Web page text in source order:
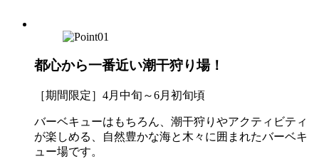
都心から一番近い潮干狩り場！
［期間限定］4月中旬～6月初旬頃
バーベキューはもちろん、潮干狩りやアクティビティ
が楽しめる、自然豊かな海と木々に囲まれたバーベキ
ュー場です。